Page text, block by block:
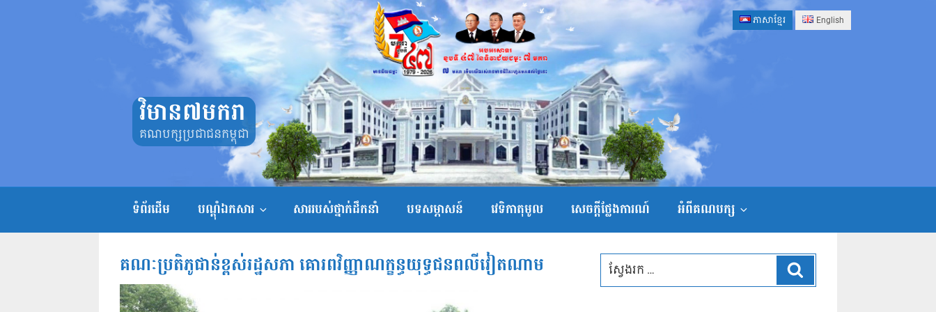
ភាសាខ្មែរ English
វិមាន៧មករា
គណបក្សប្រជាជនកម្ពុជា
ទំព័រដើម បណ្តុំឯកសារ សាររបស់ថ្នាក់ដឹកនាំ បទសម្ភាសន៍ វេទិកាតុមូល សេចក្ដីថ្លែងការណ៍ អំពីគណបក្ស
គណៈប្រតិភូជាន់ខ្ពស់រដ្ឋសភា គោរពវិញ្ញាណក្ខន្ធយុទ្ធជនពលីវៀតណាម